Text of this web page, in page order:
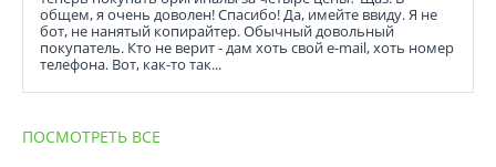
общем, я очень доволен! Спасибо! Да, имейте ввиду. Я не
бот, не нанятый копирайтер. Обычный довольный
покупатель. Кто не верит - дам хоть свой e-mail, хоть номер
телефона. Вот, как-то так...
ПОСМОТРЕТЬ ВСЕ